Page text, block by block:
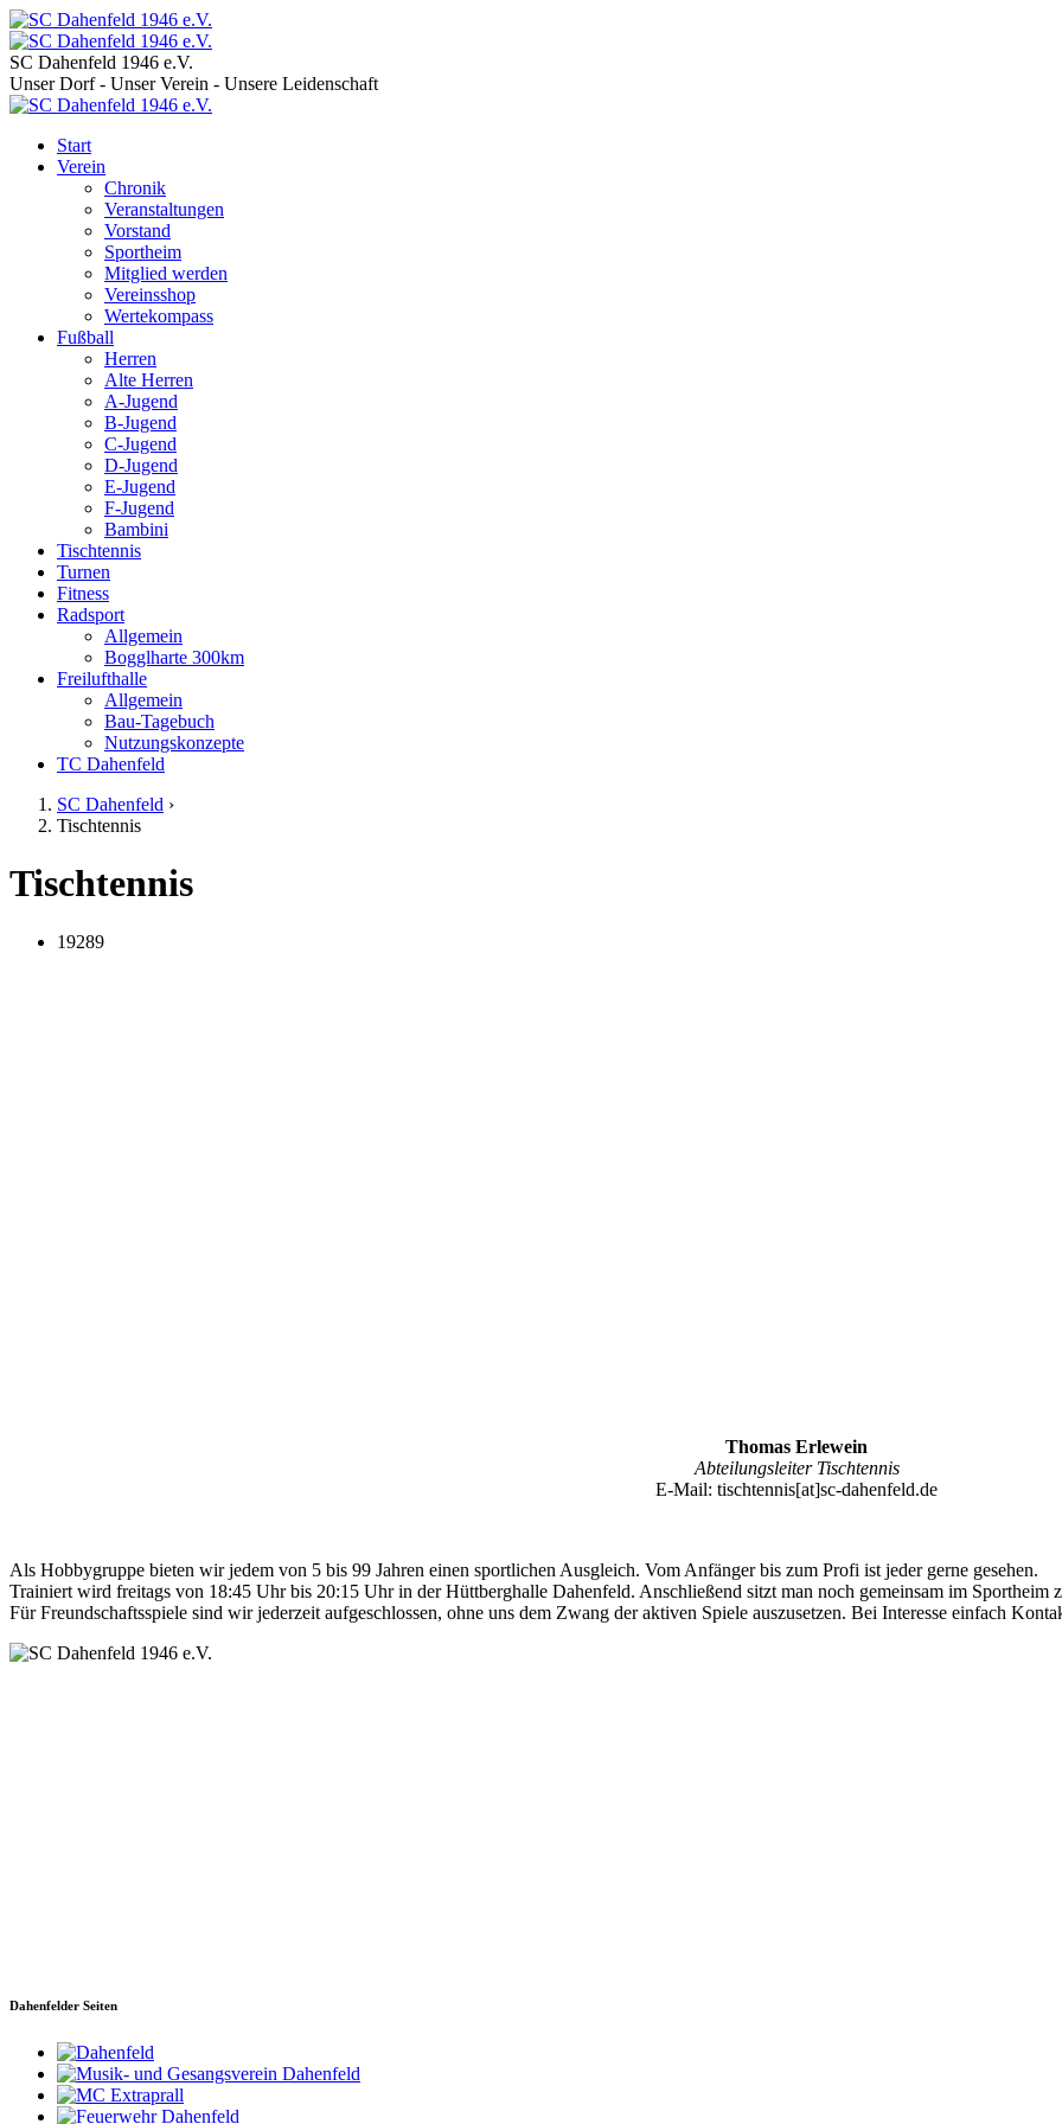
SC Dahenfeld 1946 e.V.
Unser Dorf - Unser Verein - Unsere Leidenschaft
Start
Verein
Chronik
Veranstaltungen
Vorstand
Sportheim
Mitglied werden
Vereinsshop
Wertekompass
Fußball
Herren
Alte Herren
A-Jugend
B-Jugend
C-Jugend
D-Jugend
E-Jugend
F-Jugend
Bambini
Tischtennis
Turnen
Fitness
Radsport
Allgemein
Bogglharte 300km
Freilufthalle
Allgemein
Bau-Tagebuch
Nutzungskonzepte
TC Dahenfeld
SC Dahenfeld ›
Tischtennis
Tischtennis
19289
Thomas Erlewein
Abteilungsleiter Tischtennis
E-Mail: tischtennis[at]sc-dahenfeld.de
Als Hobbygruppe bieten wir jedem von 5 bis 99 Jahren einen sportlichen Ausgleich. Vom Anfänger bis zum Profi ist jeder gerne gesehen.
Trainiert wird freitags von 18:45 Uhr bis 20:15 Uhr in der Hüttberghalle Dahenfeld. Anschließend sitzt man noch gemeinsam im Sportheim
Für Freundschaftsspiele sind wir jederzeit aufgeschlossen, ohne uns dem Zwang der aktiven Spiele auszusetzen. Bei Interesse einfach
Dahenfelder Seiten